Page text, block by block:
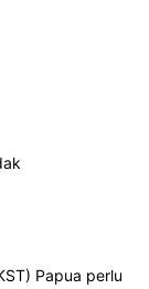
Papua perlu